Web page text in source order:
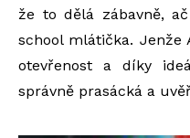
že to dělá zábavně,
school mlátička. Jenže
otevřenost a díky
správně prasácká a